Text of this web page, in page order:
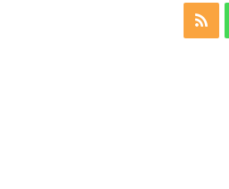
ملخص